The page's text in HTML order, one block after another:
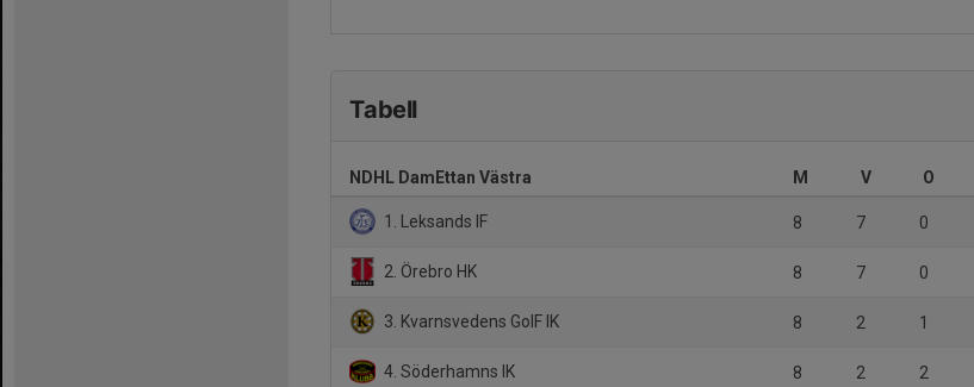
Tabell
NDHL DamEttan Västra M V O
1. Leksands IF 8 7 0
2. Örebro HK 8 7 0
3. Kvarnsvedens GoIF IK 8 2 1
4. Söderhamns IK 8 2 2